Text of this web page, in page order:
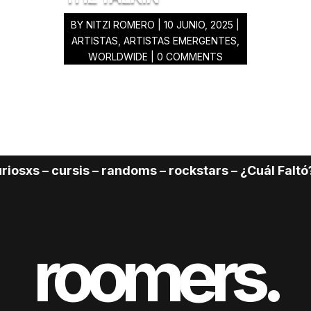
BYNITZI ROMERO |10 JUNIO, 2025
ARTISTAS ARTISTAS EMERGENTES
WORLDWIDE | 0 COMMENTS
cursis – randoms – rockstars – ¿Cuál Faltó?
roomers.